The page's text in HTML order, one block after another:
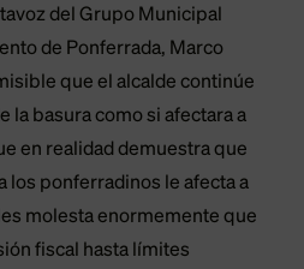
del Grupo Municipal
de Ponferrada, Marco
que el alcalde continúe
la basura como si afectara a
en realidad demuestra que
los ponferradinos le afecta a
molesta enormemente que
fiscal hasta límites